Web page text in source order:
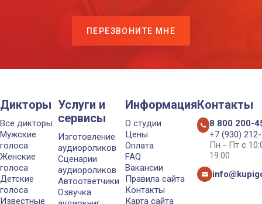
ПЕРЕЗВОНИТЕ МНЕ
Дикторы
Все дикторы
Мужские
голоса
Женские
голоса
Детские
голоса
Известные
Услуги и
сервисы
Изготовление
аудиороликов
Сценарии
аудиороликов
Автоответчики
Озвучка
Информация
О студии
Цены
Оплата
FAQ
Вакансии
Правила сайта
Контакты
Карта сайта
Контакты
8 800 200-
+7 (930)
Пн - Пт с
19:00